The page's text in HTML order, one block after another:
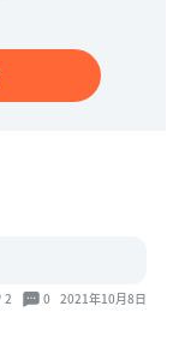
2 0 2021年10月8日